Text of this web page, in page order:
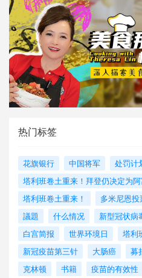
热门标签
花旗银行 中国将军 处罚计
塔利班卷土重来！拜登仍决定为
塔利班卷土重来！
多米尼恩投
議題
什么情况 新型冠状病
白宫简报
世界环境日 塔利
新冠疫苗第三针
大肠癌 募
克林顿
书籍 疫苗的有效性